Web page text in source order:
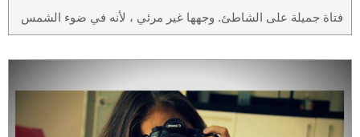
فتاة جميلة على الشاطئ. وجهها غير مرئي ، لأنه في ضوء الشمس